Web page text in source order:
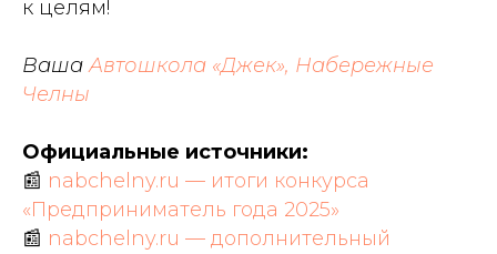
к целям!
ВашаАвтошкола «Джек», Набережные
Челны
Официальные источники:
📰 nabchelny.ru — итоги конкурса
«Предприниматель года 2025»
📰 nabchelny.ru — дополнительный